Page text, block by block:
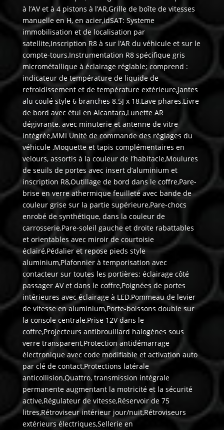
à l’AV et à 4 pistons à l’AR,Grille de boîte de vitesses
manuelle en H, en acier,idSAT: Systeme
immobilisation et de localisation par
satellite,Inscription R8 à sur l’AR du véhicule et sur le
compte-tours,Instrumentation R8 spécifique gris
micrométallique à éclairage réglable; comprend :
indicateur de température de liquide de
refroidissement et de température extérieure,Jantes
alu coulé style 6 branches 8.5J x 18,Lave phares,Livre
de bord avec étui en Alcantara,Lunette AR
dégivrante, avec minuterie et antenne de vitre
intégrée,MMI Unité de commande des réglages du
véhicule ,Moquette et tapis complémentaires en
velours, assortis à la couleur de l’habitacle,Moulures
de seuils de portes avec insert d’aluminium et
inscription R8,Outillage de bord dans le coffre,Pare-
brise en verre athermique feuilleté avec bande de
couleur grise sur la partie supérieure,Pare-chocs
enrobé de synthétique, dans la couleur de
carrosserie,Pare-soleil gauche et droite rabattables
et orientables avec miroir de courtoisie
éclairé,Pédalier et repose pieds style
aluminium,Plafonnier à temporisation avec
contacteur sur toutes les portières; éclairage côté
passager AV et dans le coffre,Poignées de portes
intérieures avec éclairage à LED,Pommeau de levier
de vitesse en aluminium,Porte-boissons double sur
la console centrale,Prise 12V dans le
coffre,Projecteurs antibrouillard halogènes sous
verre transparent,Protection antidémarrage
électronique avec code modifiable et activation auto
par clé de contact,Protections latérale
anticollision,Quattro, transmission intégrale
permanente augmentant la motricité et la sécurité
active,Régulateur de vitesse,Réservoir de 75
litres,Rétroviseur intérieur jour/nuit,Rétroviseurs
extérieurs électriques,Sellerie en